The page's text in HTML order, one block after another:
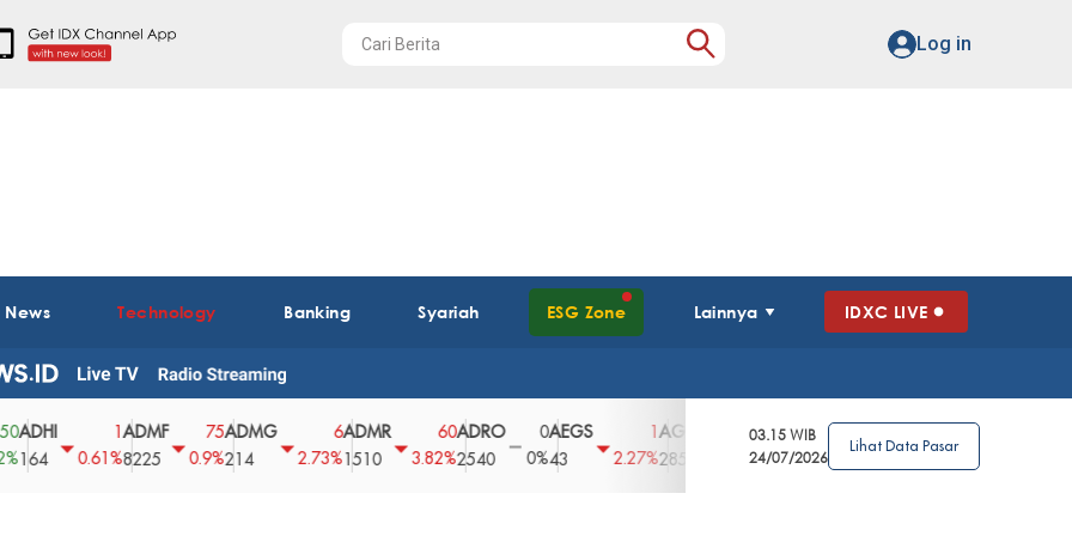
Log in
Technology Banking Syariah ESG Zone Lainnya IDXC LIVE
0.61%
ADMF
8225
75
0.9%
ADMG
214
2.73%
ADMR
1510
60
3.82%
ADRO
2540
0
0%
AEGS
2.27% 2850
3.39%
AGRO
4
2.63%
AGRS
0%
03.15 WIB
24/07/2026
Lihat Data Pasar